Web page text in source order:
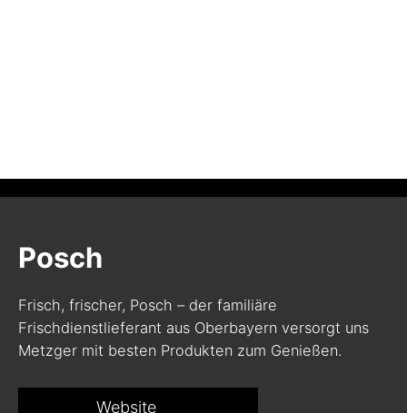
Posch
Frisch, frischer, Posch – der familiäre
Frischdienstlieferant aus Oberbayern versorgt uns
Metzger mit besten Produkten zum Genießen.
Website